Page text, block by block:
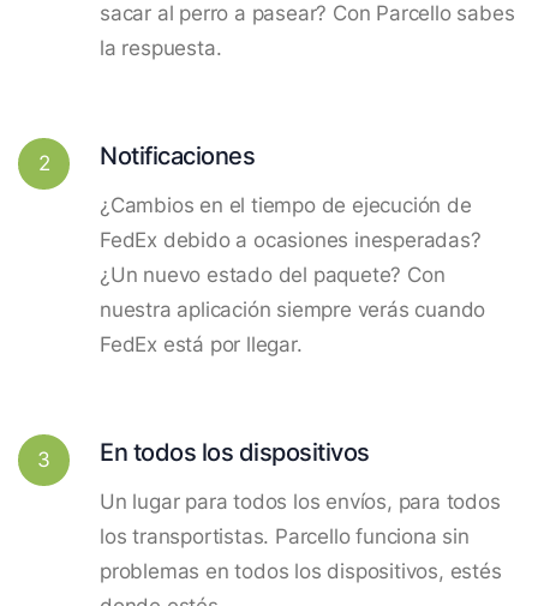
sacar al perro a pasear? Con Parcello sabes
la respuesta.
2 Notificaciones
¿Cambios en el tiempo de ejecución de
FedEx debido a ocasiones inesperadas?
¿Un nuevo estado del paquete? Con
nuestra aplicación siempre verás cuando
FedEx está por llegar.
3 En todos los dispositivos
Un lugar para todos los envíos, para todos
los transportistas. Parcello funciona sin
problemas en todos los dispositivos, estés